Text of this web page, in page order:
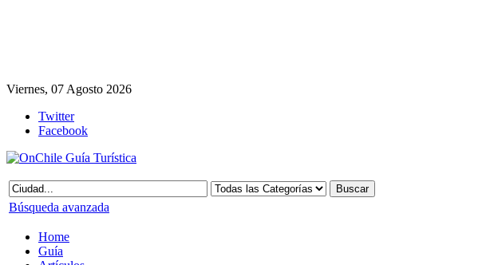
Viernes, 07 Agosto 2026
Twitter
Facebook
Búsqueda avanzada
Home
Guía